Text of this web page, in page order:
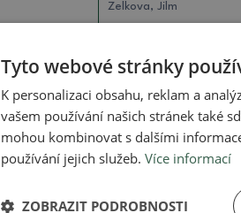
Zelkova, Jilm
SKU:1560-VB2026-
2400 Kč
Skutečná fotografie
Tyto webové stránky
K personalizaci obsahu, reklam a
vašem používání našich stránek také
mohou kombinovat s dalšími
používání jejich služeb. Více informací
ZOBRAZIT PODROBNOSTI